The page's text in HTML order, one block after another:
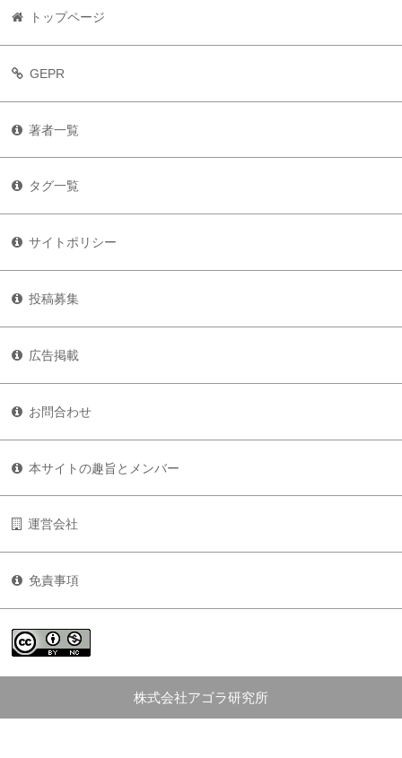
トップページ
GEPR
著者一覧
タグ一覧
サイトポリシー
投稿募集
広告掲載
お問合わせ
本サイトの趣旨とメンバー
運営会社
免責事項
株式会社アゴラ研究所